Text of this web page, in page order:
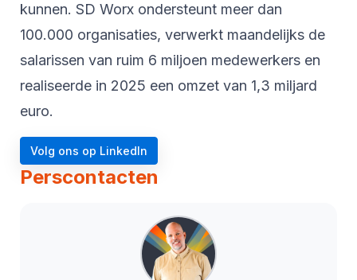
kunnen. SD Worx ondersteunt meer dan
100.000 organisaties, verwerkt maandelijks de
salarissen van ruim 6 miljoen medewerkers en
realiseerde in 2025 een omzet van 1,3 miljard
euro.
Volg ons op LinkedIn
Perscontacten